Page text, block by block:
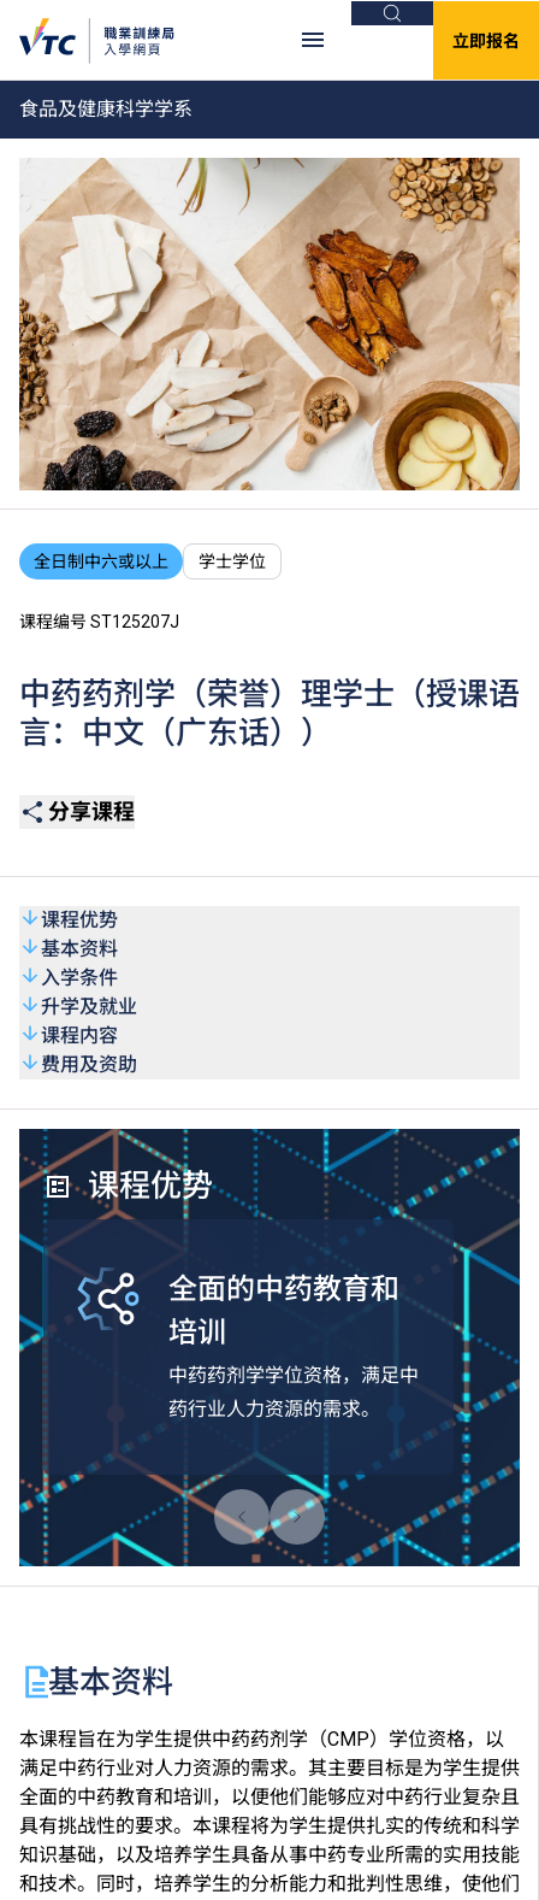
搜索
立即报名
食品及健康科学学系
全日制中六或以上 学士学位
课程编号 ST125207J
中药药剂学（荣誉）理学士（授课语
言：中文（广东话））
分享课程
课程优势
基本资料
入学条件
升学及就业
课程内容
费用及资助
课程优势
全面的中药教育和
培训
中药药剂学学位资格，满足中
药行业人力资源的需求。
基本资料
本课程旨在为学生提供中药药剂学（CMP）学位资格，以
满足中药行业对人力资源的需求。其主要目标是为学生提供
全面的中药教育和培训，以便他们能够应对中药行业复杂且
具有挑战性的要求。本课程将为学生提供扎实的传统和科学
知识基础，以及培养学生具备从事中药专业所需的实用技能
和技术。同时，培养学生的分析能力和批判性思维，使他们